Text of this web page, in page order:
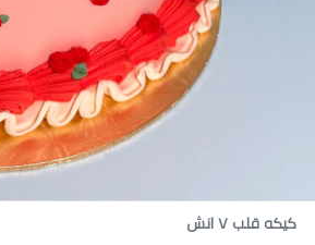
كيكه قلب ٧ انش